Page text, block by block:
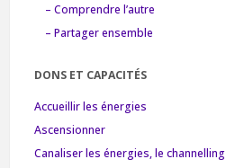
– Comprendre l’autre
– Partager ensemble
DONS ET CAPACITÉS
Accueillir les énergies
Ascensionner
Canaliser les énergies, le channelling